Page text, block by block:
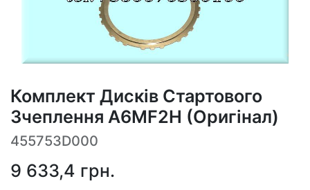
Комплект Дисків Стартового
Зчеплення A6MF2H (Оригінал)
455753D000
9 633,4 грн.